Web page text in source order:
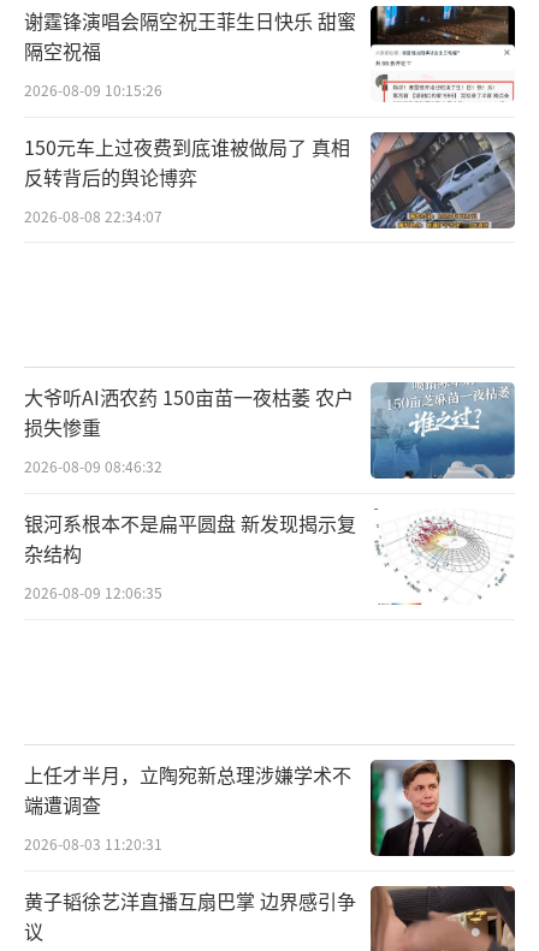
谢霆锋演唱会隔空祝王菲生日快乐 甜蜜
隔空祝福
2026-08-09 10:15:26
150元车上过夜费到底谁被做局了 真相
反转背后的舆论博弈
2026-08-08 22:34:07
大爷听AI洒农药 150亩苗一夜枯萎 农户
损失惨重
2026-08-09 08:46:32
银河系根本不是扁平圆盘 新发现揭示复
杂结构
2026-08-09 12:06:35
上任才半月，立陶宛新总理涉嫌学术不
端遭调查
2026-08-03 11:20:31
黄子韬徐艺洋直播互扇巴掌 边界感引争
议